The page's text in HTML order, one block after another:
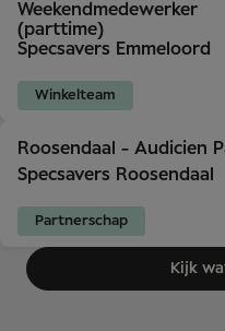
Weekendmedewerker
(parttime)
Specsavers Emmeloord
Winkelteam
Roosendaal - Audicien
Specsavers Roosendaal
Partnerschap
Kijk